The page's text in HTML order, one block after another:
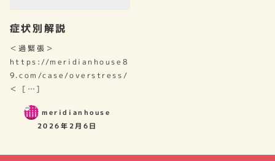
症状別解説
＜過緊張＞
https://meridianhouse8
9.com/case/overstress/
＜ […]
meridianhouse
2026年2月6日